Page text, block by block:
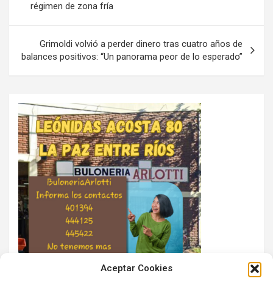
Aceptar Cookies
entradas
régimen de zona fría
Grimoldi volvió a perder dinero tras cuatro años de
balances positivos: “Un panorama peor de lo esperado”